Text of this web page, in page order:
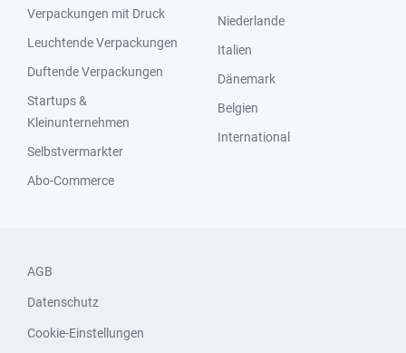
Verpackungen mit Druck
Leuchtende Verpackungen
Duftende Verpackungen
Startups &
Kleinunternehmen
Selbstvermarkter
Abo-Commerce
Niederlande
Italien
Dänemark
Belgien
International
AGB
Datenschutz
Cookie-Einstellungen